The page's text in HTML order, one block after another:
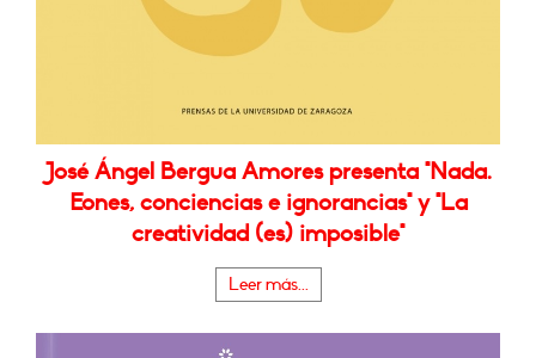
José Ángel Bergua Amores presenta "Nada.
Eones, conciencias e ignorancias" y "La
creatividad (es) imposible"
Leer más...